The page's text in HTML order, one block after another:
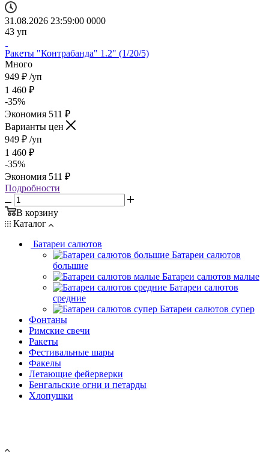
31.08.2026 23:59:00 0000
43 уп
Ракеты "Контрабанда" 1.2" (1/20/5)
Много
949 ₽ /уп
1 460 ₽
-35%
Экономия 511 ₽
Варианты цен
949 ₽ /уп
1 460 ₽
-35%
Экономия 511 ₽
Подробности
В корзину
Каталог
Батареи салютов
Батареи салютов
большие
Батареи салютов малые
Батареи салютов
средние
Батареи салютов супер
Фонтаны
Римские свечи
Ракеты
Фестивальные шары
Факелы
Летающие фейерверки
Бенгальские огни и петарды
Хлопушки